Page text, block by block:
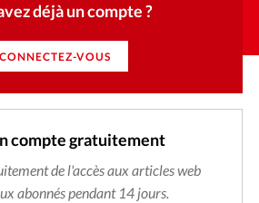
déjà un compte ?
CONNECTEZ-VOUS
compte gratuitement
de l'accès aux articles web
abonnés pendant 14 jours.